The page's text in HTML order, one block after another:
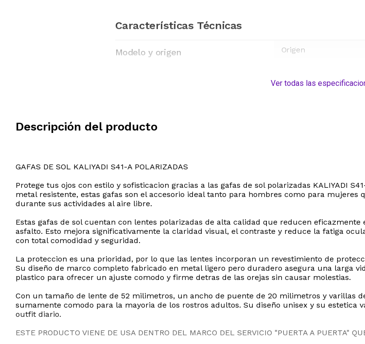
Características Técnicas
Modelo y origen Origen
Ver todas las
Descripción del producto
GAFAS DE SOL KALIYADI S41-A POLARIZADAS
Protege tus ojos con estilo y sofisticacion gracias a las gafas de sol polarizadas KALIYADI
metal resistente, estas gafas son el accesorio ideal tanto para hombres como para
durante sus actividades al aire libre.
Estas gafas de sol cuentan con lentes polarizadas de alta calidad que reducen
asfalto. Esto mejora significativamente la claridad visual, el contraste y reduce la fatiga
con total comodidad y seguridad.
La proteccion es una prioridad, por lo que las lentes incorporan un revestimiento de
Su diseño de marco completo fabricado en metal ligero pero duradero asegura una larga
plastico para ofrecer un ajuste comodo y firme detras de las orejas sin causar molestias.
Con un tamaño de lente de 52 milimetros, un ancho de puente de 20 milimetros y varillas
sumamente comodo para la mayoria de los rostros adultos. Su diseño unisex y su
outfit diario.
ESTE PRODUCTO VIENE DE USA DENTRO DEL MARCO DEL SERVICIO "PUERTA A PUERTA"